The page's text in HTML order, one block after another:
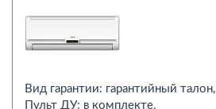
Вид гарантии: гарантийный талон,
Пульт ДУ: в комплекте,